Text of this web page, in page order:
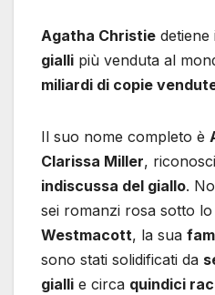
Agatha Christie detiene
gialli più venduta al
miliardi di copie
Il suo nome completo è
Clarissa Miller,
indiscussa del giallo.
sei romanzi rosa sotto
Westmacott, la sua
sono stati solidificati da
gialli e circa quindici